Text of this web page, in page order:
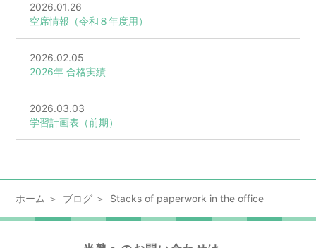
2026.01.26
空席情報（令和８年度用）
2026.02.05
2026年 合格実績
2026.03.03
学習計画表（前期）
ホーム ブログ Stacks of paperwork in the office